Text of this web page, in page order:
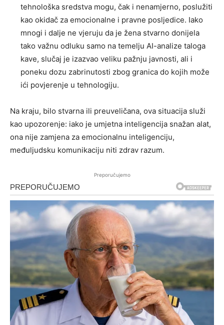
tehnološka sredstva mogu, čak i nenamjerno, poslužiti
kao okidač za emocionalne i pravne posljedice. Iako
mnogi i dalje ne vjeruju da je žena stvarno donijela
tako važnu odluku samo na temelju AI-analize taloga
kave, slučaj je izazvao veliku pažnju javnosti, ali i
poneku dozu zabrinutosti zbog granica do kojih može
ići povjerenje u tehnologiju.
Na kraju, bilo stvarna ili preuveličana, ova situacija služi
kao upozorenje: iako je umjetna inteligencija snažan alat,
ona nije zamjena za emocionalnu inteligenciju,
međuljudsku komunikaciju niti zdrav razum.
Preporučujemo